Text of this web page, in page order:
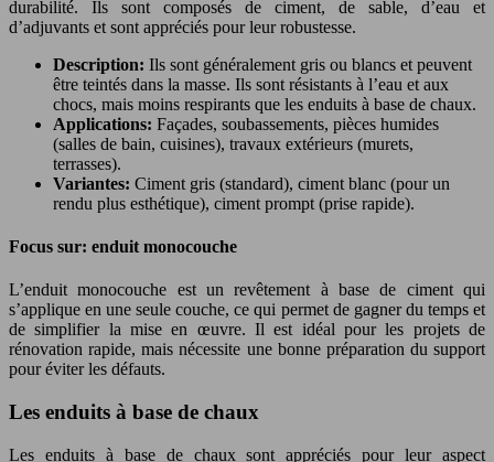
durabilité. Ils sont composés de ciment, de sable, d’eau et
d’adjuvants et sont appréciés pour leur robustesse.
Description: Ils sont généralement gris ou blancs et peuvent
être teintés dans la masse. Ils sont résistants à l’eau et aux
chocs, mais moins respirants que les enduits à base de chaux.
Applications: Façades, soubassements, pièces humides
(salles de bain, cuisines), travaux extérieurs (murets,
terrasses).
Variantes: Ciment gris (standard), ciment blanc (pour un
rendu plus esthétique), ciment prompt (prise rapide).
Focus sur: enduit monocouche
L’enduit monocouche est un revêtement à base de ciment qui
s’applique en une seule couche, ce qui permet de gagner du temps et
de simplifier la mise en œuvre. Il est idéal pour les projets de
rénovation rapide, mais nécessite une bonne préparation du support
pour éviter les défauts.
Les enduits à base de chaux
Les enduits à base de chaux sont appréciés pour leur aspect